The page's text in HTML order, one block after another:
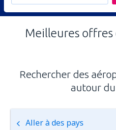
Meilleures offres
Rechercher des
autour
Aller à des pays